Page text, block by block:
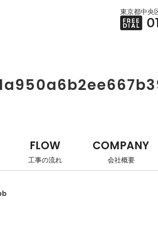
東京都中
FLOW
工事の流れ
COMPANY
会社概要